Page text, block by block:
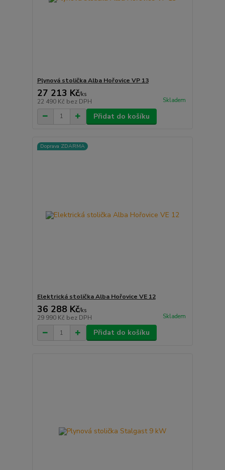
Plynová stolička Alba Hořovice VP 13
27 213 Kč/ks
22 490 Kč bez DPH Skladem
Přidat do košíku
Doprava ZDARMA
Elektrická stolička Alba Hořovice VE 12
36 288 Kč/ks
29 990 Kč bez DPH Skladem
Přidat do košíku